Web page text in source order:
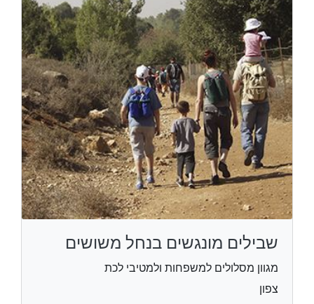
שבילים מונגשים בנחל משושים
מגוון מסלולים למשפחות ולמטיבי לכת
צפון